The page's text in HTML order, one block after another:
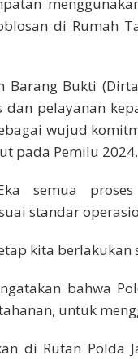
di Rumah
Bukti
pelayanan
wujud
pada Pemilu 2024.
semua
standar
kita berlakukan
bahwa
untuk
di Rutan Polda